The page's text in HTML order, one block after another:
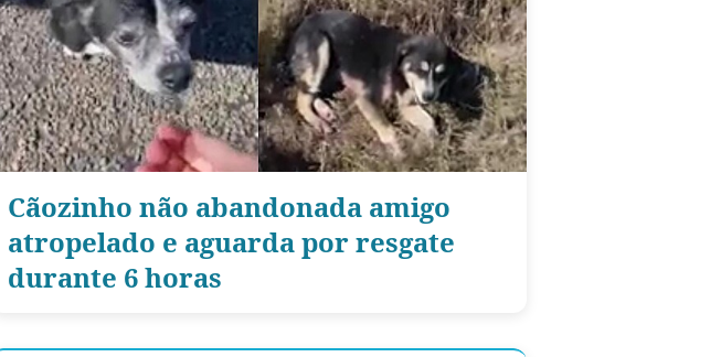
Cãozinho não abandonada amigo
atropelado e aguarda por resgate
durante 6 horas